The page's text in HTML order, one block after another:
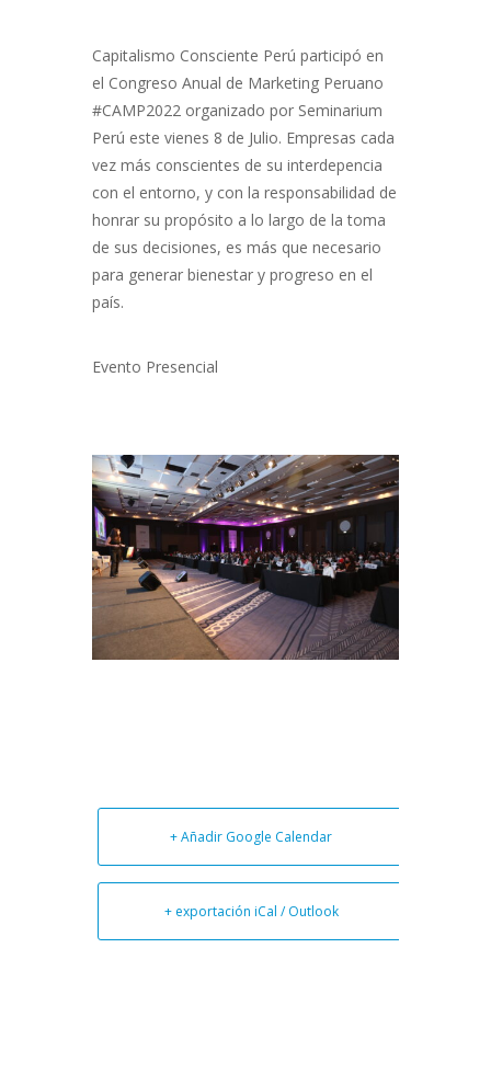
Capitalismo Consciente Perú participó en
el Congreso Anual de Marketing Peruano
#CAMP2022 organizado por Seminarium
Perú este vienes 8 de Julio. Empresas cada
vez más conscientes de su interdepencia
con el entorno, y con la responsabilidad de
honrar su propósito a lo largo de la toma
de sus decisiones, es más que necesario
para generar bienestar y progreso en el
país.
Evento Presencial
+ Añadir Google Calendar
+ exportación iCal / Outlook